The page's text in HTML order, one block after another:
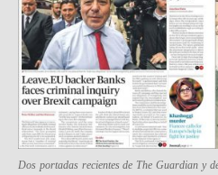
Dos portadas recientes de The Guardian y